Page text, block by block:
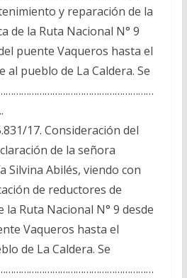
y reparación de la
de la Ruta Nacional N° 9
puente Vaqueros hasta el
al pueblo de La Caldera. Se
17. Consideración del
de la señora
Silvina Abilés, viendo con
de reductores de
la Ruta Nacional N° 9 desde
Vaqueros hasta el
de La Caldera. Se